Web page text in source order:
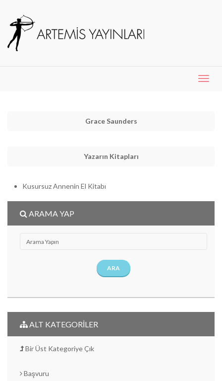
Grace Saunders
Yazarın Kitapları
Kusursuz Annenin El Kitabı
ARAMA YAP
ARA
ALT KATEGORİLER
Bir Üst Kategoriye Çık
Başvuru